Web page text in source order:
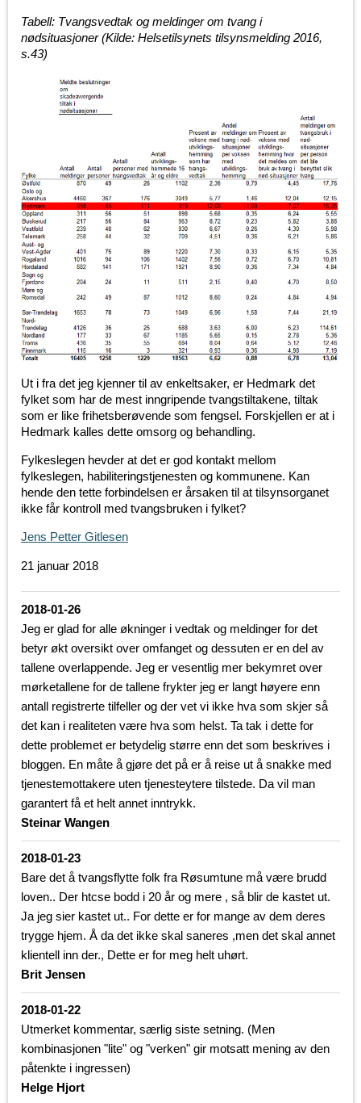
Tabell: Tvangsvedtak og meldinger om tvang i
nødsituasjoner (Kilde: Helsetilsynets tilsynsmelding 2016,
s.43)
Ut i fra det jeg kjenner til av enkeltsaker, er Hedmark det
fylket som har de mest inngripende tvangstiltakene, tiltak
som er like frihetsberøvende som fengsel. Forskjellen er at i
Hedmark kalles dette omsorg og behandling.
Fylkeslegen hevder at det er god kontakt mellom
fylkeslegen, habiliteringstjenesten og kommunene. Kan
hende den tette forbindelsen er årsaken til at tilsynsorganet
ikke får kontroll med tvangsbruken i fylket?
Jens Petter Gitlesen
21 januar 2018
2018-01-26
Jeg er glad for alle økninger i vedtak og meldinger for det
betyr økt oversikt over omfanget og dessuten er en del av
tallene overlappende. Jeg er vesentlig mer bekymret over
mørketallene for de tallene frykter jeg er langt høyere enn
antall registrerte tilfeller og der vet vi ikke hva som skjer så
det kan i realiteten være hva som helst. Ta tak i dette for
dette problemet er betydelig større enn det som beskrives i
bloggen. En måte å gjøre det på er å reise ut å snakke med
tjenestemottakere uten tjenesteytere tilstede. Da vil man
garantert få et helt annet inntrykk.
Steinar Wangen
2018-01-23
Bare det å tvangsflytte folk fra Røsumtune må være brudd
loven.. Der htcse bodd i 20 år og mere , så blir de kastet ut.
Ja jeg sier kastet ut.. For dette er for mange av dem deres
trygge hjem. Å da det ikke skal saneres ,men det skal annet
klientell inn der., Dette er for meg helt uhørt.
Brit Jensen
2018-01-22
Utmerket kommentar, særlig siste setning. (Men
kombinasjonen "lite" og "verken" gir motsatt mening av den
påtenkte i ingressen)
Helge Hjort